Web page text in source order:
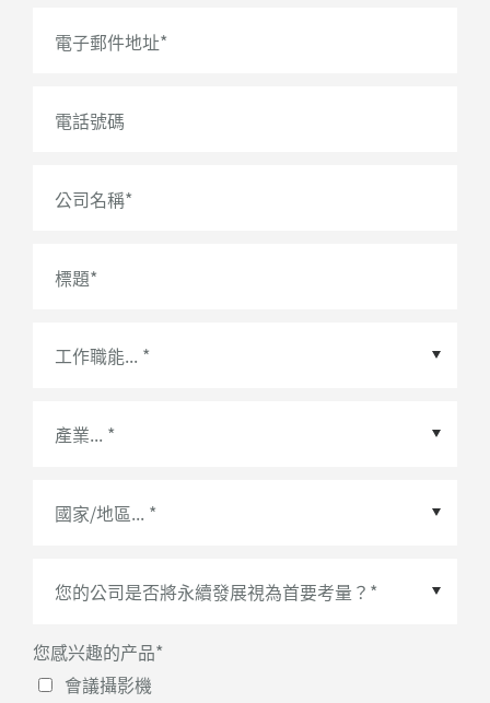
電子郵件地址*
電話號碼
公司名稱*
標題*
您感兴趣的产品*
會議攝影機